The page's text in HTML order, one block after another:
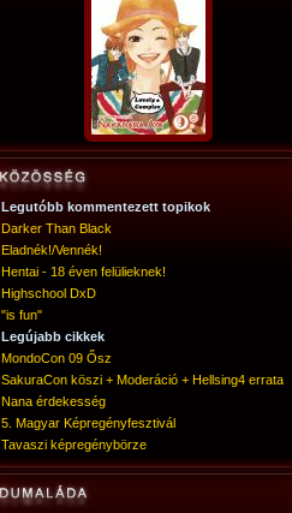
Legutóbb kommentezett topikok
Darker Than Black
Eladnék!/Vennék!
Hentai - 18 éven felülieknek!
Highschool DxD
"is fun"
Legújabb cikkek
MondoCon 09 Ősz
SakuraCon köszi + Moderáció + Hellsing4 errata
Nana érdekesség
5. Magyar Képregényfesztivál
Tavaszi képregénybörze